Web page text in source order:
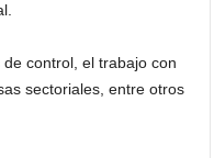
control, el trabajo con
sectoriales, entre otros